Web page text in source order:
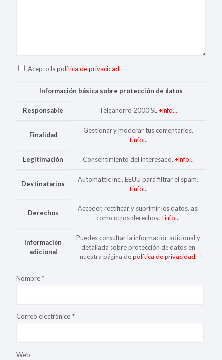
Acepto la política de privacidad.
Información básica sobre protección de datos
Responsable Teloahorro 2000 SL +info...
Finalidad
Gestionar y moderar tus comentarios.
+info...
Legitimación Consentimiento del interesado. +info...
Destinatarios
Automattic Inc., EEUU para filtrar el spam.
+info...
Derechos
Acceder, rectificar y suprimir los datos, así
como otros derechos. +info...
Información
adicional
Puedes consultar la información adicional y
detallada sobre protección de datos en
nuestra página depolítica de privacidad.
Nombre*
Correo electrónico *
Web